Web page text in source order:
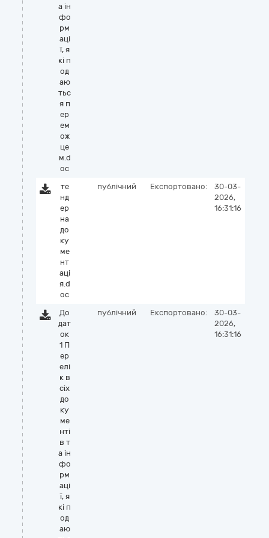
а ін
фо
рм
аці
ї, я
кі п
од
аю
тьс
я п
ер
ем
ож
це
м.d
oc
те
нд
ер
на
до
ку
ме
нт
аці
я.d
oc
публічний Експортовано:
30-03-
2026,
16:31:16
До
дат
ок
1 П
ер
елі
к в
сіх
до
ку
ме
нті
в т
а ін
фо
рм
аці
ї, я
кі п
од
аю
публічний Експортовано:
30-03-
2026,
16:31:16